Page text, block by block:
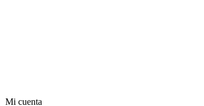
Mi cuenta